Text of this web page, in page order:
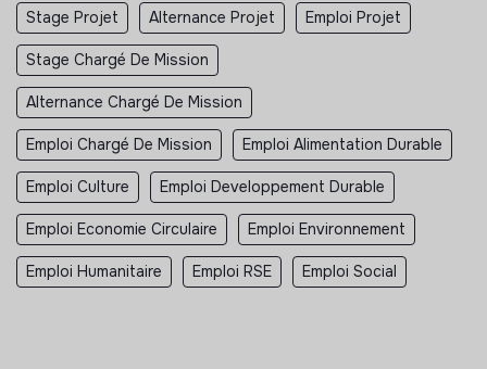
Stage Projet Alternance Projet Emploi Projet
Stage Chargé De Mission
Alternance Chargé De Mission
Emploi Chargé De Mission Emploi Alimentation Durable
Emploi Culture Emploi Developpement Durable
Emploi Economie Circulaire Emploi Environnement
Emploi Humanitaire Emploi RSE Emploi Social